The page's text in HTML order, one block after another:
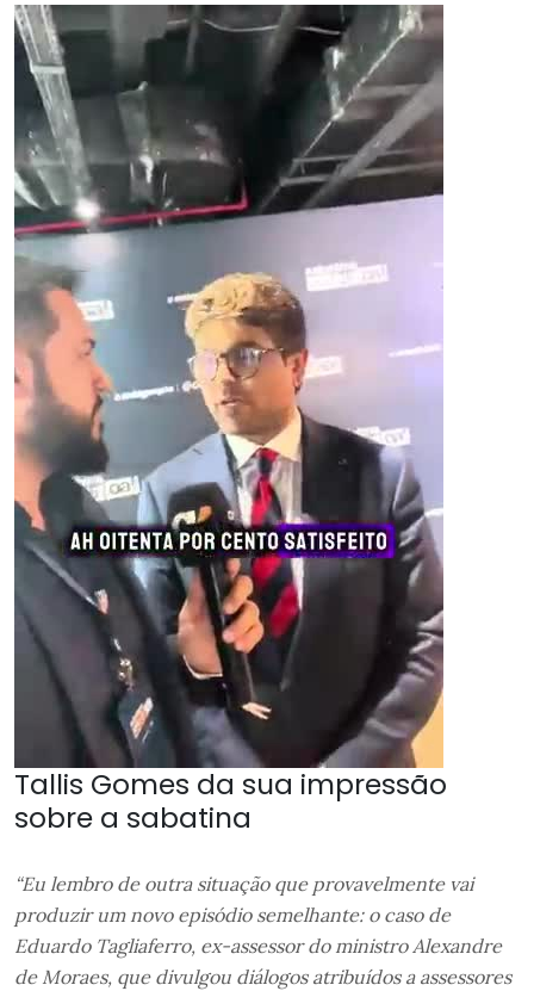
Tallis Gomes da sua impressão
sobre a sabatina
“Eu lembro de outra situação que provavelmente vai
produzir um novo episódio semelhante: o caso de
Eduardo Tagliaferro, ex-assessor do ministro Alexandre
de Moraes, que divulgou diálogos atribuídos a assessores